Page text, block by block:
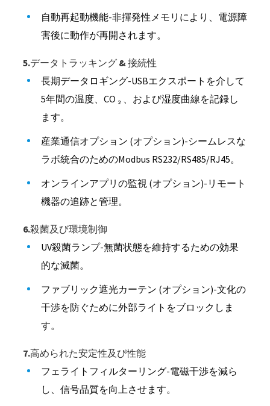
自動再起動機能-非揮発性メモリにより、電源障
害後に動作が再開されます。
5.データトラッキング & 接続性
長期データロギング-USBエクスポートを介して
5年間の温度、CO ₂ 、および湿度曲線を記録し
ます。
産業通信オプション (オプション)-シームレスな
ラボ統合のためのModbus RS232/RS485/RJ45。
オンラインアプリの監視 (オプション)-リモート
機器の追跡と管理。
6.殺菌及び環境制御
UV殺菌ランプ-無菌状態を維持するための効果
的な滅菌。
ファブリック遮光カーテン (オプション)-文化の
干渉を防ぐために外部ライトをブロックしま
す。
7.高められた安定性及び性能
フェライトフィルターリング-電磁干渉を減ら
し、信号品質を向上させます。